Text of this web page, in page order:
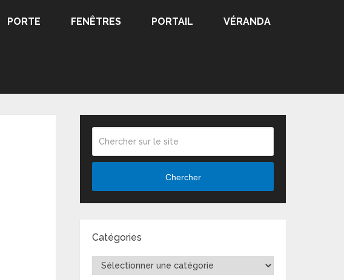
PORTE FENÊTRES PORTAIL VÉRANDA
Chercher
Catégories
Catégories